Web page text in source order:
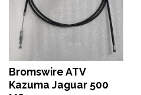
Bromswire ATV
Kazuma Jaguar 500